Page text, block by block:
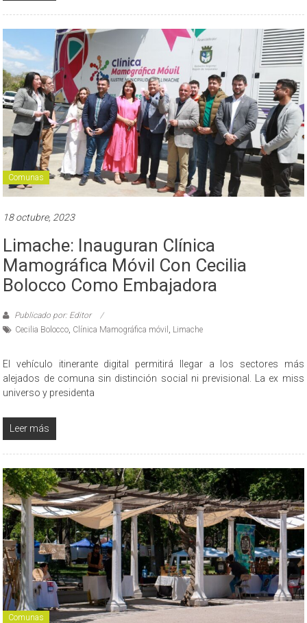
Comunas
18 octubre, 2023
Limache: Inauguran Clínica
Mamográfica Móvil Con Cecilia
Bolocco Como Embajadora
Publicado por: Editor
Cecilia Bolocco, Clínica Mamográfica móvil , Limache
El vehículo itinerante digital permitirá llegar a los sectores más
alejados de comuna sin distinción social ni previsional. La ex miss
universo y presidenta
Leer más
Comunas